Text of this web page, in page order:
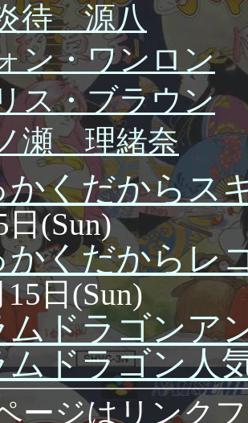
待 源八
ン・ワンロン
ス・ブラウン
瀬 理緒奈
かくだからス
日(Sun)
かくだからレ
日(Sun)
ムドラゴンア
ムドラゴン人
ージはリンク